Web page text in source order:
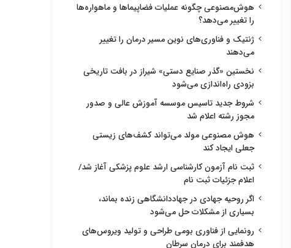
هوش‌مصنوعی چگونه عملیات فضاپیماها و ماهواره‌ها
را تغییر می‌دهد؟
ژنتیک و فناوری‌های نوین مسیر درمان را تغییر
می‌دهند
نخستین «گذر صنایع دستی» شیراز در بافت تاریخی
بزودی راه‌اندازی می‌شود
شروط جدید تاسیس موسسه آموزش عالی و صدور
مجوز رشته اعلام شد
هوش مصنوعی مولد می‌تواند کشف‌های زیستی
جعلی ایجاد کند
ثبت نام آزمون کارشناسی ارشد علوم پزشکی آغاز شد/
اعلام جزئیات ثبت نام
اگر روحیه جهادی در جهاددانشگاهی زنده بماند،
بسیاری از مشکلات حل می‌شود
رونمایی از فناوری بومی طراحی و تولید ویروس‌های
هدفمند برای درمان سرطان